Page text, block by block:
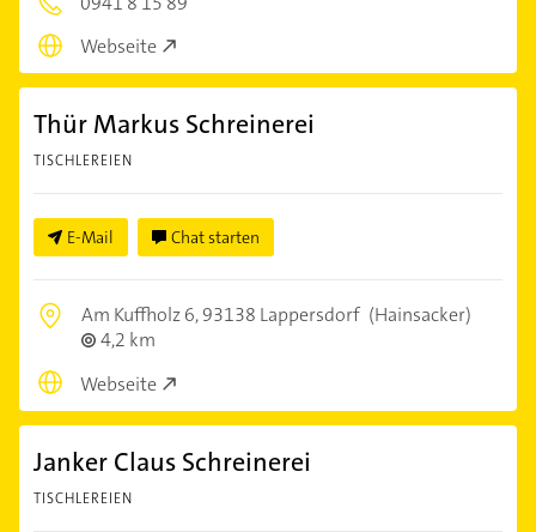
Webseite
Thür Markus Schreinerei
TISCHLEREIEN
E-Mail Chat starten
Am Kuffholz 6,93138 Lappersdorf (Hainsacker)
4,2 km
Webseite
Janker Claus Schreinerei
TISCHLEREIEN